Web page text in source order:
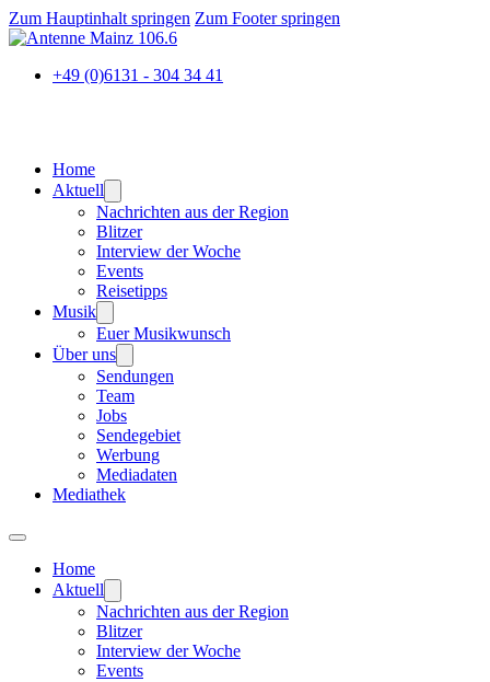
Zum Hauptinhalt springen Zum Footer springen
+49 (0)6131 - 304 34 41
Home
Aktuell
Nachrichten aus der Region
Blitzer
Interview der Woche
Events
Reisetipps
Musik
Euer Musikwunsch
Über uns
Sendungen
Team
Jobs
Sendegebiet
Werbung
Mediadaten
Mediathek
Home
Aktuell
Nachrichten aus der Region
Blitzer
Interview der Woche
Events